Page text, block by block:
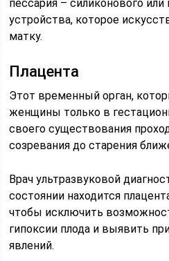
пессария – силиконового или
устройства, которое
матку.
Плацента
Этот временный орган,
женщины только в
своего существования
созревания до старения
Врач ультразвуковой
состоянии находится
чтобы исключить
гипоксии плода и выявить
явлений.